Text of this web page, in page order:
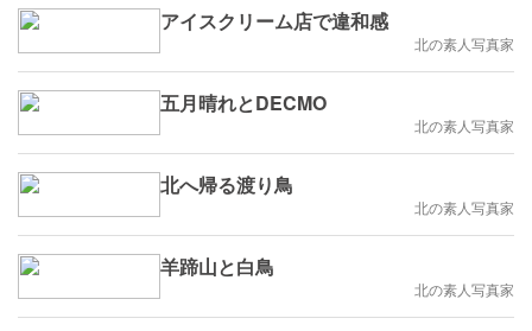
アイスクリーム店で違和感
北の素人写真家
五月晴れとDECMO
北の素人写真家
北へ帰る渡り鳥
北の素人写真家
羊蹄山と白鳥
北の素人写真家